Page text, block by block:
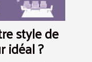
style de
idéal ?